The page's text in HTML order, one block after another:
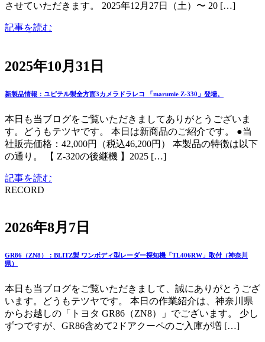
させていただきます。 2025年12月27日（土）〜 20 […]
記事を読む
2025年10月31日
新製品情報：ユピテル製全方面3カメラドラレコ 「marumie Z-330」登場。
本日も当ブログをご覧いただきましてありがとうございま
す。どうもテツヤです。 本日は新商品のご紹介です。 ●当
社販売価格：42,000円（税込46,200円） 本製品の特徴は以下
の通り。 【 Z-320の後継機 】2025 […]
記事を読む
RECORD
2026年8月7日
GR86（ZN8）：BLITZ製 ワンボディ型レーダー探知機「TL406RW」取付（神奈川
県）
本日も当ブログをご覧いただきまして、誠にありがとうござ
います。どうもテツヤです。 本日の作業紹介は、神奈川県
からお越しの「トヨタ GR86（ZN8）」でございます。 少し
ずつですが、GR86含めて2ドアクーペのご入庫が増 […]